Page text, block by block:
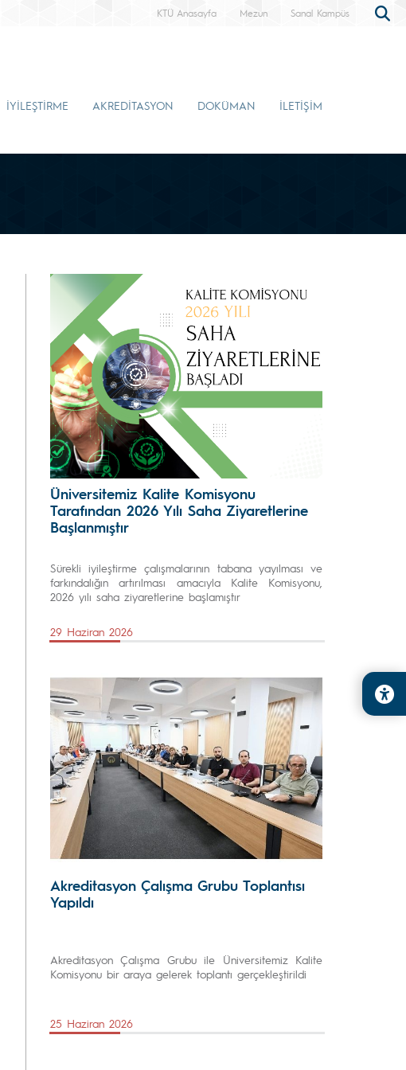
KTÜ Anasayfa Mezun Sanal Kampüs
İYİLEŞTİRME AKREDİTASYON DOKÜMAN İLETİŞİM
Üniversitemiz Kalite Komisyonu
Tarafından 2026 Yılı Saha Ziyaretlerine
Başlanmıştır
Sürekli iyileştirme çalışmalarının tabana yayılması ve
farkındalığın artırılması amacıyla Kalite Komisyonu,
2026 yılı saha ziyaretlerine başlamıştır
29 Haziran 2026
Akreditasyon Çalışma Grubu Toplantısı
Yapıldı
Akreditasyon Çalışma Grubu ile Üniversitemiz Kalite
Komisyonu bir araya gelerek toplantı gerçekleştirildi
25 Haziran 2026